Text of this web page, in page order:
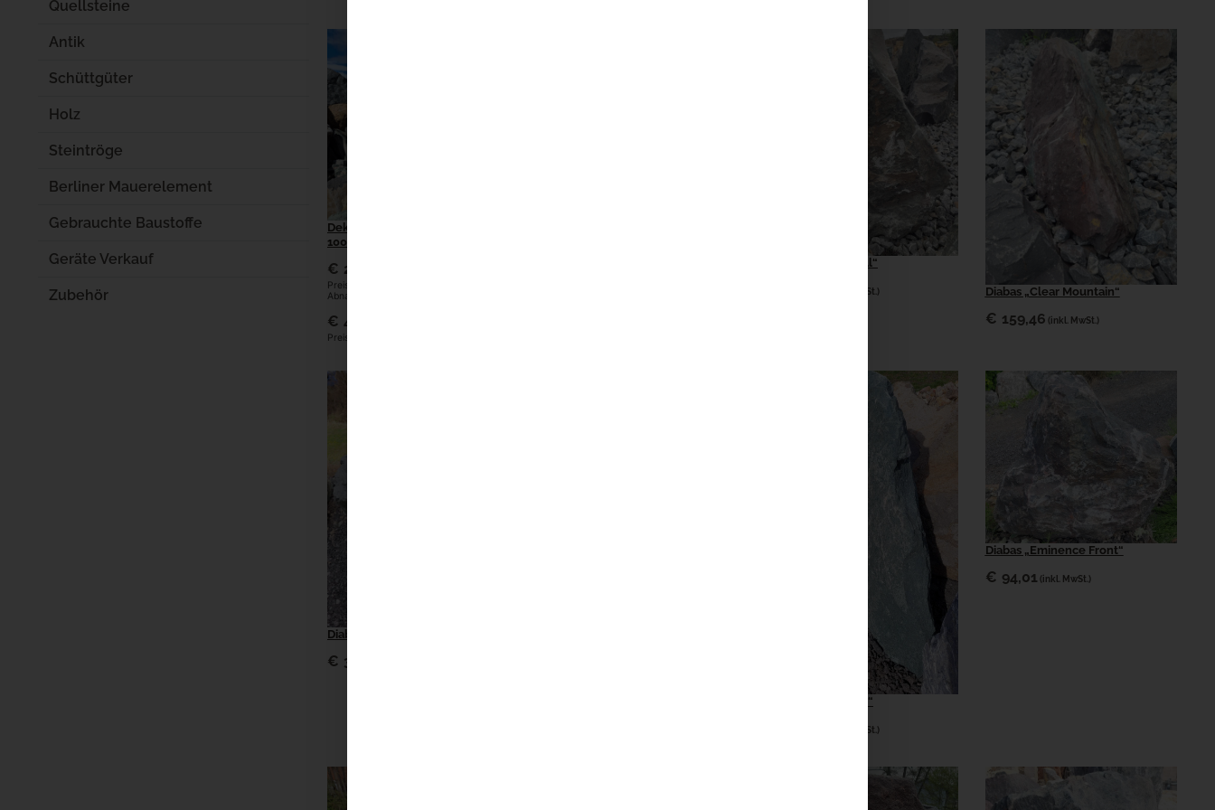
Quellsteine
Antik
Schüttgüter
Holz
Steintröge
Berliner Mauerelement
Gebrauchte Baustoffe
Geräte Verkauf
Zubehör
Deko und Ziersteine lose 200 –
1000
€ 275,00
Preis / Tonne ab 24 Tonnen
Abnahmemenge
€ 420
Preis / Tonne
Diabas „Broken Hill“
(inkl. MwSt.) Diabas „Clear Mountain“
€ 159,46 (inkl. MwSt.)
Diabas „Dakota“
€ 320,00
Diabas „Do it again“
(inkl. MwSt.)
Diabas „Eminence Front“
€ 94,01 (inkl. MwSt.)